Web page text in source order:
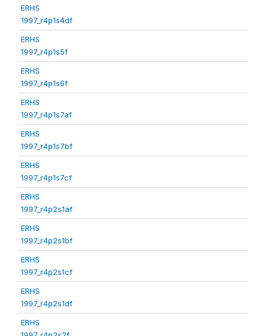
ERHS
1997_r4p1s4df
ERHS
1997_r4p1s5f
ERHS
1997_r4p1s6f
ERHS
1997_r4p1s7af
ERHS
1997_r4p1s7bf
ERHS
1997_r4p1s7cf
ERHS
1997_r4p2s1af
ERHS
1997_r4p2s1bf
ERHS
1997_r4p2s1cf
ERHS
1997_r4p2s1df
ERHS